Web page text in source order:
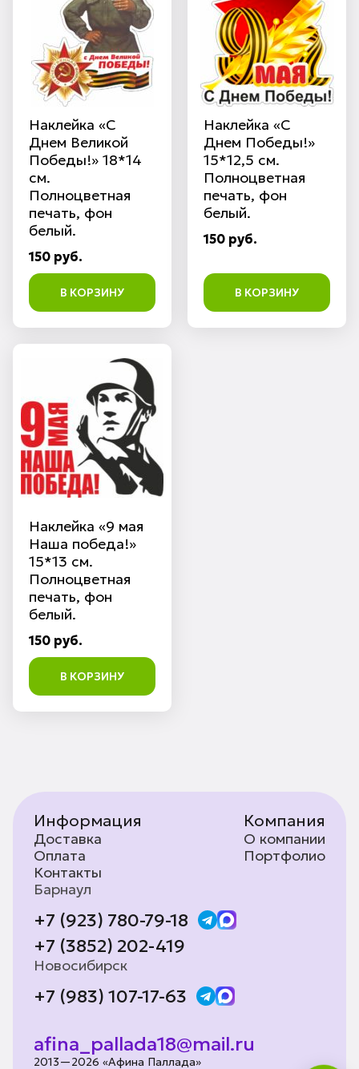
Наклейка «С
Днем Великой
Победы!» 18*14
см.
Полноцветная
печать, фон
белый.
150 руб.
В КОРЗИНУ
Наклейка «С
Днем Победы!»
15*12,5 см.
Полноцветная
печать, фон
белый.
150 руб.
В КОРЗИНУ
Наклейка «9 мая
Наша победа!»
15*13 см.
Полноцветная
печать, фон
белый.
150 руб.
В КОРЗИНУ
Информация
Доставка
Оплата
Контакты
Компания
О компании
Портфолио
Барнаул
+7 (923) 780-79-18
+7 (3852) 202-419
Новосибирск
+7 (983) 107-17-63
afina_pallada18@mail.ru
2013—2026 «Афина Паллада»